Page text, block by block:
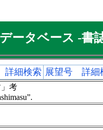
ータベース -書
細検索 展望号 詳細
」考